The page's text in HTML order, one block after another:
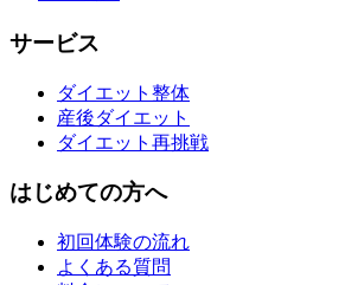
サービス
ダイエット整体
産後ダイエット
ダイエット再挑戦
はじめての方へ
初回体験の流れ
よくある質問